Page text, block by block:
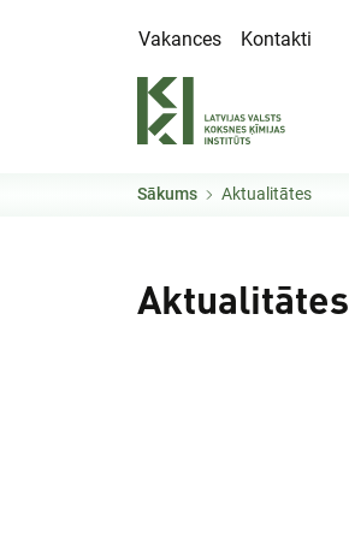
Vakances
Kontakti
Sākums Aktualitātes
Aktualitātes